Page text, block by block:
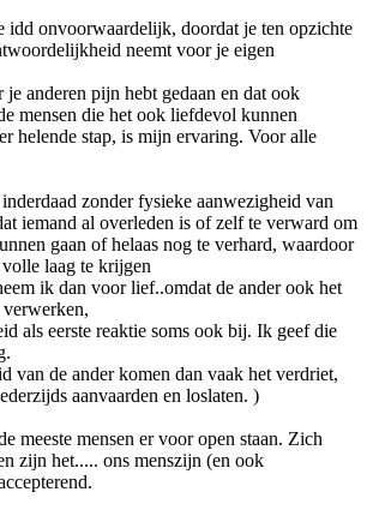
idd onvoorwaardelijk, doordat je ten opzichte
neemt voor je eigen
anderen pijn hebt gedaan en dat ook
mensen die het ook liefdevol kunnen
helende stap, is mijn ervaring. Voor alle
zonder fysieke aanwezigheid van
iemand al overleden is of zelf te verward om
gaan of helaas nog te verhard, waardoor
laag te krijgen
ik dan voor lief..omdat de ander ook het
als eerste reaktie soms ook bij. Ik geef die
van de ander komen dan vaak het verdriet,
aanvaarden en loslaten. )
meeste mensen er voor open staan. Zich
zijn het..... ons menszijn (en ook